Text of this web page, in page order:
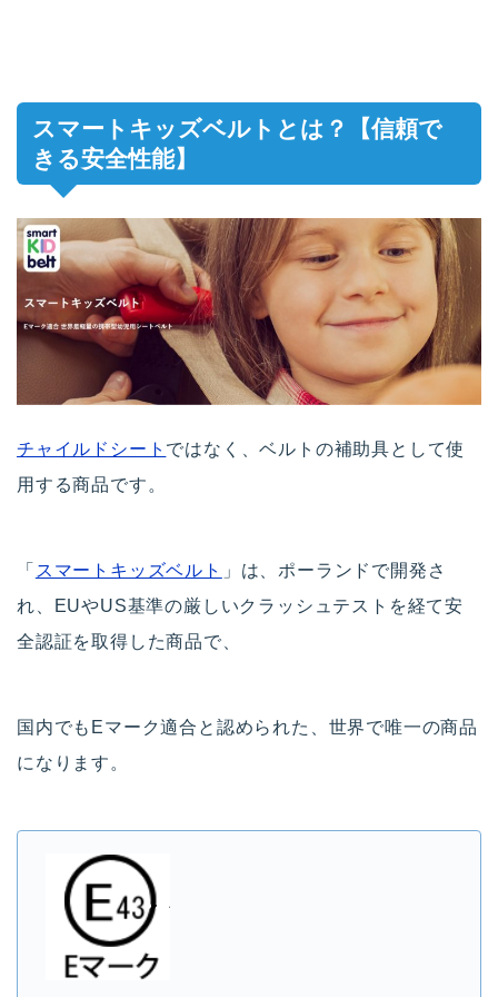
スマートキッズベルトとは？【信頼で
きる安全性能】
チャイルドシート ではなく、ベルトの補助具として使
用する商品です。
「 スマートキッズベルト 」は、ポーランドで開発さ
れ、EUやUS基準の厳しいクラッシュテストを経て安
全認証を取得した商品で、
国内でもEマーク適合と認められた、世界で唯一の商品
になります。